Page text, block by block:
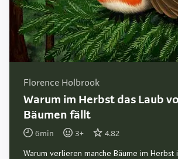
Florence Holbrook
Warum im Herbst das Laub
Bäumen fällt
6min 3+ 4.82
Warum verlieren manche Bäume im Herbst